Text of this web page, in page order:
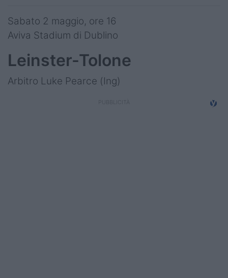
Sabato 2 maggio, ore 16
Aviva Stadium di Dublino
Leinster-Tolone
Arbitro Luke Pearce (Ing)